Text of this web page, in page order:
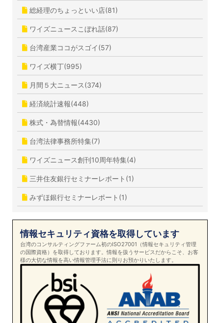
総経理のちょっといい店(81)
ワイズニュースこぼれ話(87)
台湾産業ココがスゴイ(57)
ワイズ横丁(995)
月間５大ニュース(374)
経済統計速報(448)
株式・為替情報(4430)
台湾法律事務所特集(7)
ワイズニュース創刊10周年特集(4)
三井住友銀行セミナーレポート(1)
みずほ銀行セミナーレポート(1)
情報セキュリティ資格を取得しています
台湾のコンサルティングファーム初のISO27001（情報セキュリティ管理
の国際資格）を取得しております。情報を扱うサービスだからこそ、お客
様の大切な情報を高い情報管理手法に則りお預かりいたします。